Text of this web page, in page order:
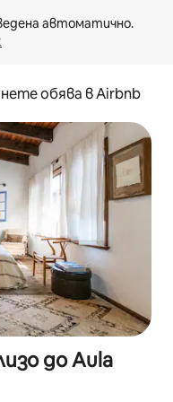
обява в Airbnb
до Aula